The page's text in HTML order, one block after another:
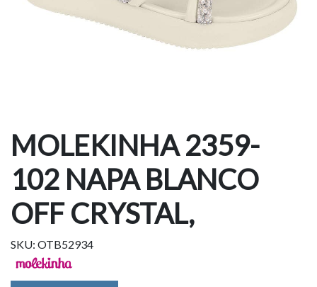
MOLEKINHA 2359-
102 NAPA BLANCO
OFF CRYSTAL,
SKU: OTB52934